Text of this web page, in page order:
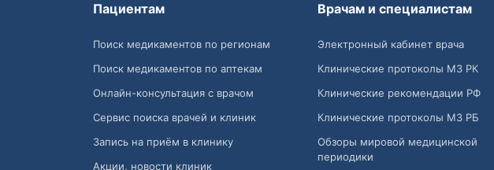
Пациентам
Поиск медикаментов по регионам
Поиск медикаментов по аптекам
Онлайн-консультация с врачом
Сервис поиска врачей и клиник
Запись на приём в клинику
Акции, новости клиник
Врачам и специалистам
Электронный кабинет врача
Клинические протоколы МЗ РК
Клинические рекомендации РФ
Клинические протоколы МЗ РБ
Обзоры мировой медицинской
периодики